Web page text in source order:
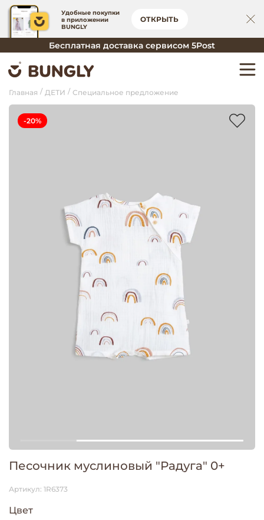
Удобные покупки
в приложении
BUNGLY
ОТКРЫТЬ
Бесплатная доставка сервисом 5Post
Главная ДЕТИ Специальное предложение
-20%
Песочник муслиновый "Радуга" 0+
Артикул: 1R6373
Цвет